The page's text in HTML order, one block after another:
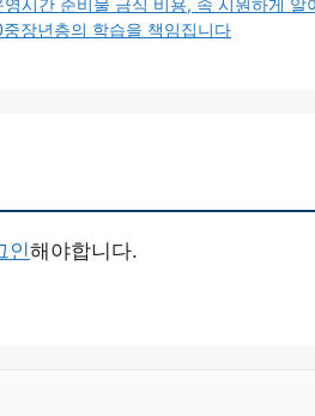
시간 준비물 금식 비용, 속 시원하게 알
장년층의 학습을 책임집니다
인해야합니다.